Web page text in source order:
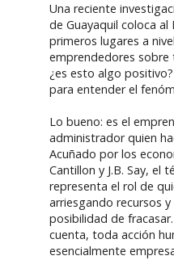
Una reciente
de Guayaquil coloca al
primeros lugares a
emprendedores sobre
¿es esto algo
para entender el
Lo bueno: es el
administrador quien
Acuñado por los
Cantillon y J.B. Say, el
representa el rol de
arriesgando recursos
posibilidad de
cuenta, toda acción
esencialmente